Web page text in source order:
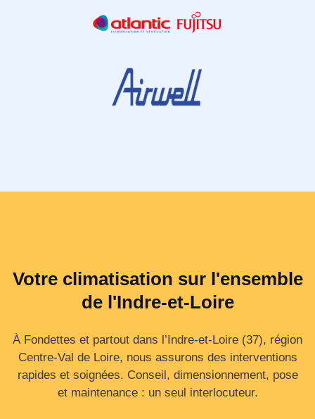
Votre climatisation sur l'ensemble
de l'Indre-et-Loire
À Fondettes et partout dans l’Indre‑et‑Loire (37), région
Centre‑Val de Loire, nous assurons des interventions
rapides et soignées. Conseil, dimensionnement, pose
et maintenance : un seul interlocuteur.